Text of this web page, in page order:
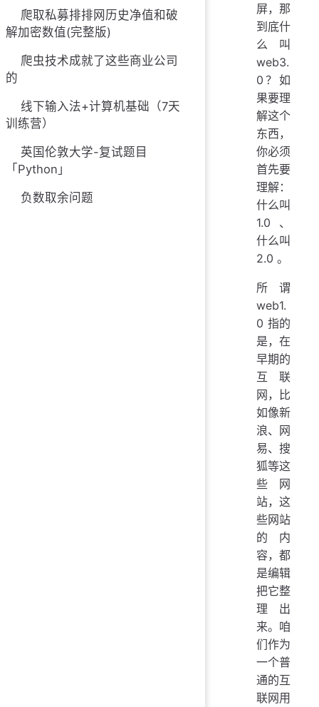
爬取私募排排网历史净值和破
解加密数值(完整版)
爬虫技术成就了这些商业公司
的
线下输入法+计算机基础（7天
训练营）
英国伦敦大学-复试题目
「Python」
负数取余问题
屏，那
到底什
么叫
web3.
0？如
果要理
解这个
东西，
你必须
首先要
理解：
什么叫
1.0 、
什么叫
2.0 。
所谓
web1.
0 指的
是，在
早期的
互联
网，比
如像新
浪、网
易、搜
狐等这
些网
站，这
些网站
的内
容，都
是编辑
把它整
理出
来。咱
们作为
一个普
通的互
联网用